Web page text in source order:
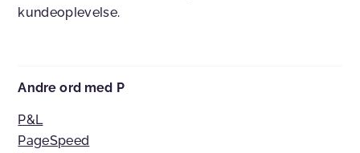
kundeoplevelse.
Andre ord med P
P&L
PageSpeed